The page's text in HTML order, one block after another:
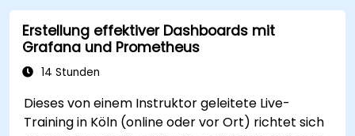
können.
Cloud-native Tools und Integrationen zur
Skalierung des Monitorings effektiv nutzen.
Erstellung effektiver Dashboards mit
Grafana und Prometheus
14 Stunden
Dieses von einem Instruktor geleitete Live-
Training in Köln (online oder vor Ort) richtet sich